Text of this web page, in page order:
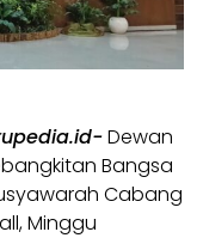
Dewan
Bangsa
Cabang
Minggu